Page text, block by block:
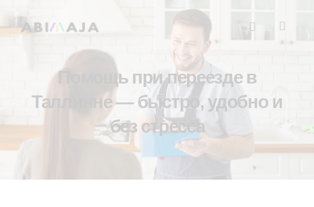
Помощь при переезде в
Таллинне — быстро, удобно и
без стресса